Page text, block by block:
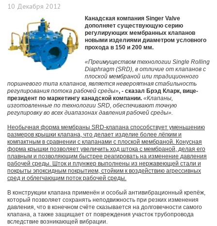
10 Декабря 2012
Канадская компания Singer Valve
дополняет существующую серию
регулирующих мембранных клапанов
новыми изделиями диаметром условного
прохода в 150 и 200 мм.
«Преимуществом технологии Single Rolling
Diaphragm (SRD), в отличие от клапанов с
плоской мембраной или традиционного
поршневого типа клапанов, является невероятная стабильность
регулирования потока рабочей среды», - сказал Брэд Кларк, вице-
президент по маркетингу канадской компании. «Клапаны,
изготовленные по технологии SRD, обеспечивают точную
регулировку во всех диапазонах давления рабочей среды».
Необычная форма мембраны SRD-клапана способствует уменьшению
размеров крышки клапана, что делает изделие более лёгким и
компактным в сравнении с клапанами с плоской мембраной. Конусная
форма крышки позволяет увеличить ход штока с мембраной, делая его
плавным и позволяющим быстрее реагировать на изменение давления
рабочей среды. Шток и плунжер выполнены из нержавеющей стали и
покрыты эпоксидным покрытием, стойким к воздействию агрессивных
сред и облегчающим поток рабочей среды.
В конструкции клапана применён и особый антивибрационный крепёж,
который позволяет сохранять неподвижность при резких изменения
давления, что в конечном счёте сказывается на долговечности самого
клапана, а также защищает от повреждения участок трубопровода
вследствие возникающей вибрации.